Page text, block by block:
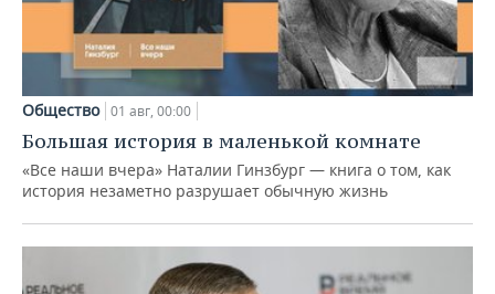
Общество 01 авг, 00:00
Большая история в маленькой комнате
«Все наши вчера» Наталии Гинзбург — книга о том, как
история незаметно разрушает обычную жизнь